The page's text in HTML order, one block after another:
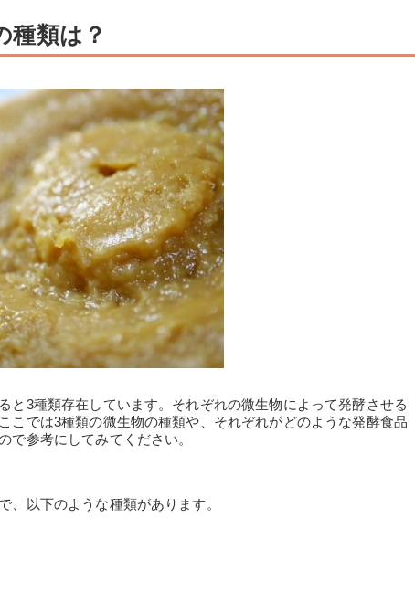
種類は？
と3種類存在しています。それぞれの微生物によって発酵させる
こでは3種類の微生物の種類や、それぞれがどのような発酵食品
で参考にしてみてください。
、以下のような種類があります。